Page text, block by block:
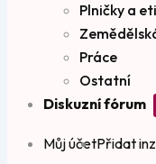
Plničky a
Práce
Ostatní
Diskuzní fórum
Můj účetPřidat